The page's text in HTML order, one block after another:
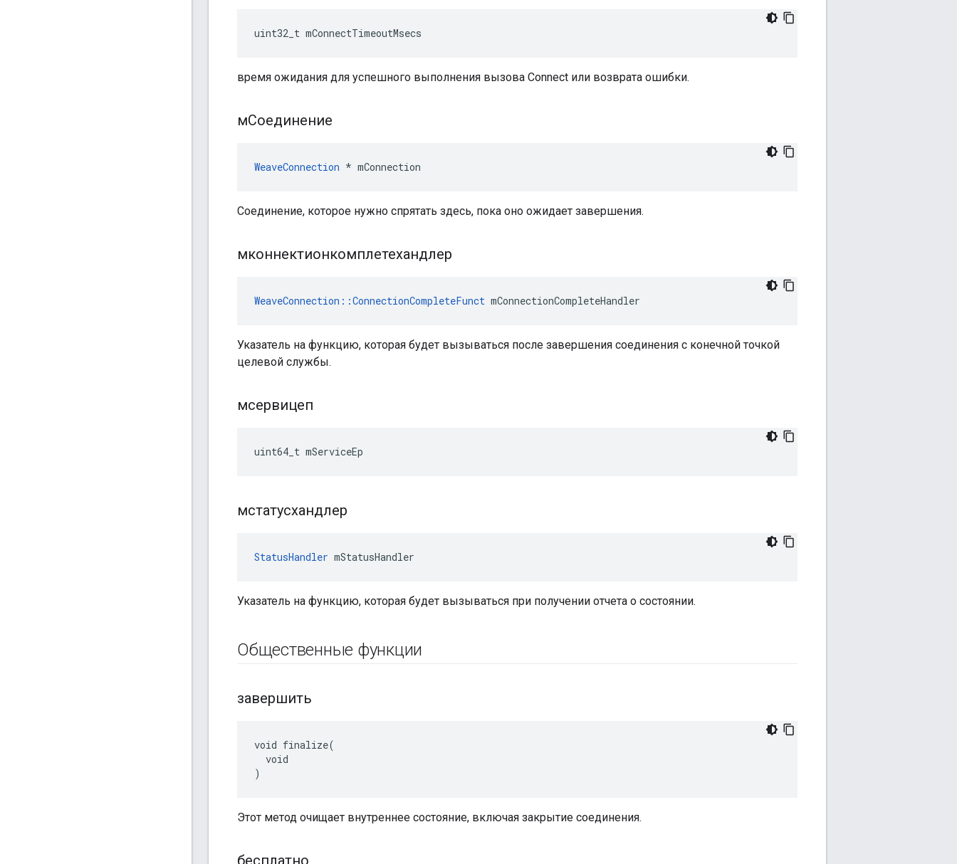
uint32_t mConnectTimeoutMsecs
время ожидания для успешного выполнения вызова Connect или возврата ошибки.
мСоединение
WeaveConnection * mConnection
Соединение, которое нужно спрятать здесь, пока оно ожидает завершения.
мконнектионкомплетехандлер
WeaveConnection::ConnectionCompleteFunct mConnectionCompleteHandler
Указатель на функцию, которая будет вызываться после завершения соединения с конечной точкой
целевой службы.
мсервицеп
uint64_t mServiceEp
мстатусхандлер
StatusHandler mStatusHandler
Указатель на функцию, которая будет вызываться при получении отчета о состоянии.
Общественные функции
завершить
void finalize(
  void
)
Этот метод очищает внутреннее состояние, включая закрытие соединения.
бесплатно